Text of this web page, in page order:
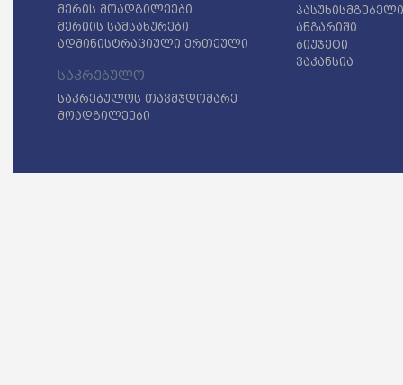
მერის მოადგილეები
მერიის სამსახურები
ადმინისტრაციული ერთეული
საკრებულო
საკრებულოს თავმჯდომარე
მოადგილეები
ანგარიში
ბიუჯეტი
ვაკანსია